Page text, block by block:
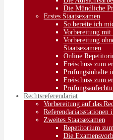
Die Mündliche
Erstes Staatsexamen
So bereite ich
Vorbereitung mit
Vorbereitung
Staatsexamen
Online
Freischuss zum
Prüfungsinhalte
Freischuss zum
Rechtsreferendariat
Vorbereitung auf das
Referendariatsstationen
Zweites Staatsexamen
Repetitorium
Die